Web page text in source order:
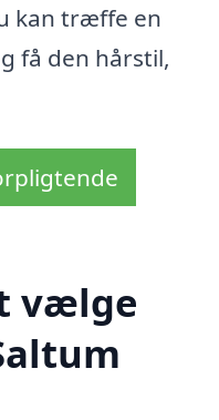
kan træffe en
få den hårstil,
vælge